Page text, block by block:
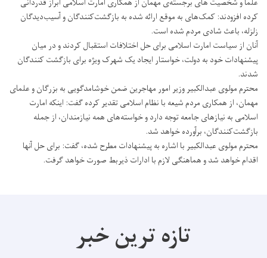
کرده افزودند: کمک‌های به موقع ارائه شده به بازگشت‌کنندگان و آسیب‌دیدگان
زلزله، باعث شادی مردم شده است.
آنان از سیاست امارت اسلامی برای حل اختلافات استقبال کردند و در میان
پیشنهادات خود به دولت، خواستار ایجاد یک شهرک ویژه برای بازگشت کنندگان
شدند.
محترم مولوی عبدالکبیر وزیر امور مهاجرین ضمن خوشامدگویی به بزرگان و علمای
مهمان، از همکاری مردم شیعه با نظام اسلامی تقدیر کرده گفت: اینکه امارت
اسلامی به نیازهای جامعه توجه دارد و خواسته‌های همه نیازمندان، از جمله
بازگشت‌کنندگان، برآورده خواهد شد.
محترم مولوی عبدالکبیر با اشاره به پیشنهادات مطرح شده، گفت: برای حل آنها
اقدام خواهد شد و هماهنگی لازم با ادارات ذیربط صورت خواهد گرفت.
تازه ترین خبر